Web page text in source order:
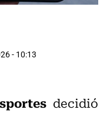
- 10:13
decidió